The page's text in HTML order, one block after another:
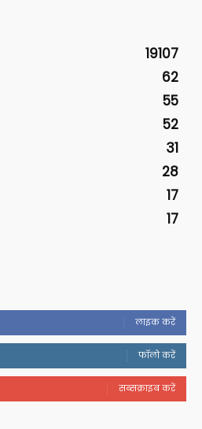
19107
62
55
52
31
28
17
17
लाइक करें
फॉलो करें
सब्सक्राइब करें